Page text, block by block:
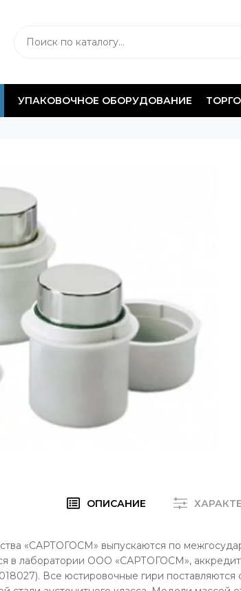
УПАКОВОЧНОЕ ОБОРУДОВАНИЕ
ОПИСАНИЕ
«САРТОГОСМ» выпускаются по
в лаборатории ООО «САРТОГОСМ»,
Все юстировочные гири